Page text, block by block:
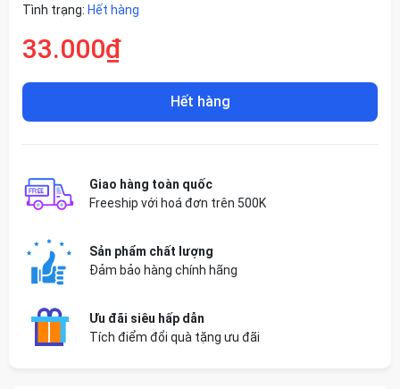
Tình trạng: Hết hàng
33.000₫
Hết hàng
Giao hàng toàn quốc
Freeship với hoá đơn trên 500K
Sản phẩm chất lượng
Đảm bảo hàng chính hãng
Ưu đãi siêu hấp dẫn
Tích điểm đổi quà tặng ưu đãi